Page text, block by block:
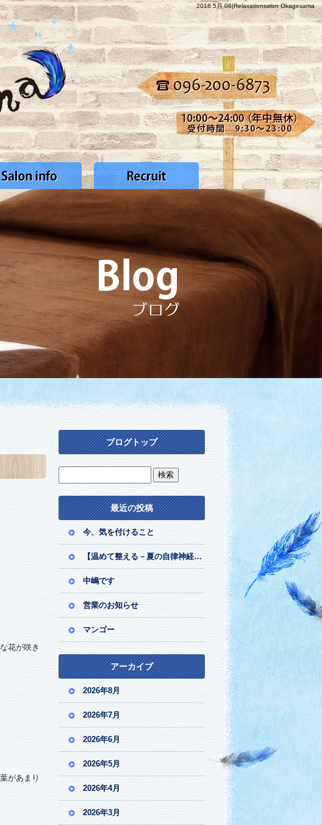
2018 5月 06|Relaxationsalon Okagesama
花が咲き
があまり
ブログトップ
最近の投稿
今、気を付けること
【温めて整える－夏の自律神経ケア】
中嶋です
営業のお知らせ
マンゴー
アーカイブ
2026年8月
2026年7月
2026年6月
2026年5月
2026年4月
2026年3月